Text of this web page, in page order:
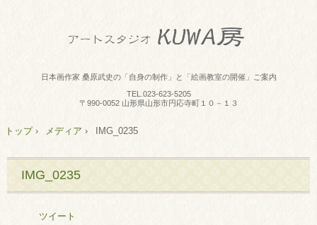
日本画作家 桑原武史の「自身の制作」と「絵画教室の開催」ご案内
TEL. 023-623-5205
〒990-0052 山形県山形市円応寺町１０－１３
トップ› メディア › IMG_0235
IMG_0235
ツイート